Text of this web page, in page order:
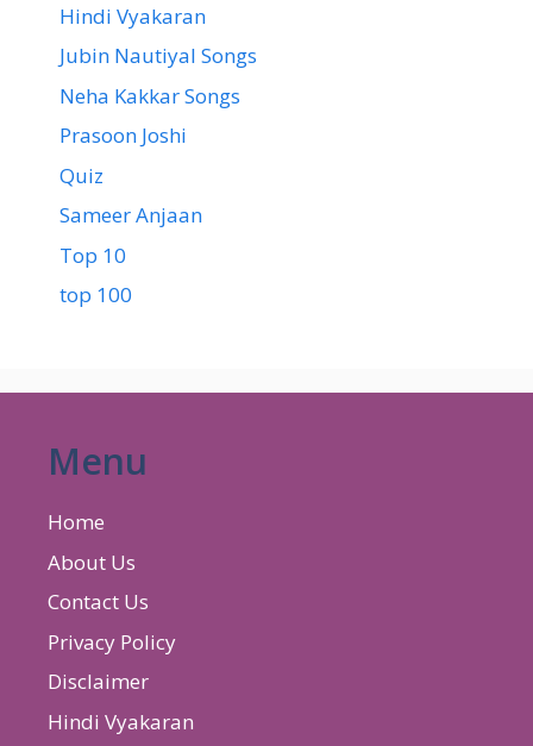
Hindi Vyakaran
Jubin Nautiyal Songs
Neha Kakkar Songs
Prasoon Joshi
Quiz
Sameer Anjaan
Top 10
top 100
Menu
Home
About Us
Contact Us
Privacy Policy
Disclaimer
Hindi Vyakaran